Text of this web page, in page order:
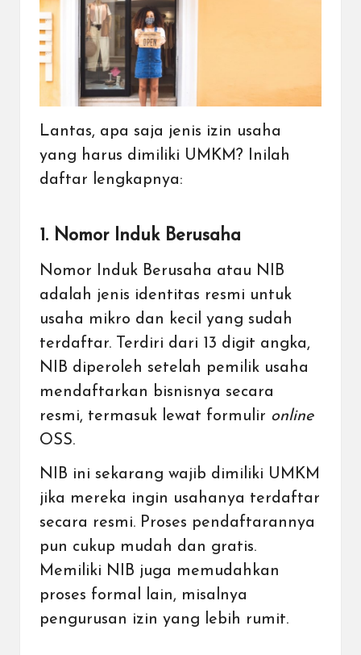
Lantas, apa saja jenis izin usaha
yang harus dimiliki UMKM? Inilah
daftar lengkapnya:
1. Nomor Induk Berusaha
Nomor Induk Berusaha atau NIB
adalah jenis identitas resmi untuk
usaha mikro dan kecil yang sudah
terdaftar. Terdiri dari 13 digit angka,
NIB diperoleh setelah pemilik usaha
mendaftarkan bisnisnya secara
resmi, termasuk lewat formulir online
OSS.
NIB ini sekarang wajib dimiliki UMKM
jika mereka ingin usahanya terdaftar
secara resmi. Proses pendaftarannya
pun cukup mudah dan gratis.
Memiliki NIB juga memudahkan
proses formal lain, misalnya
pengurusan izin yang lebih rumit.